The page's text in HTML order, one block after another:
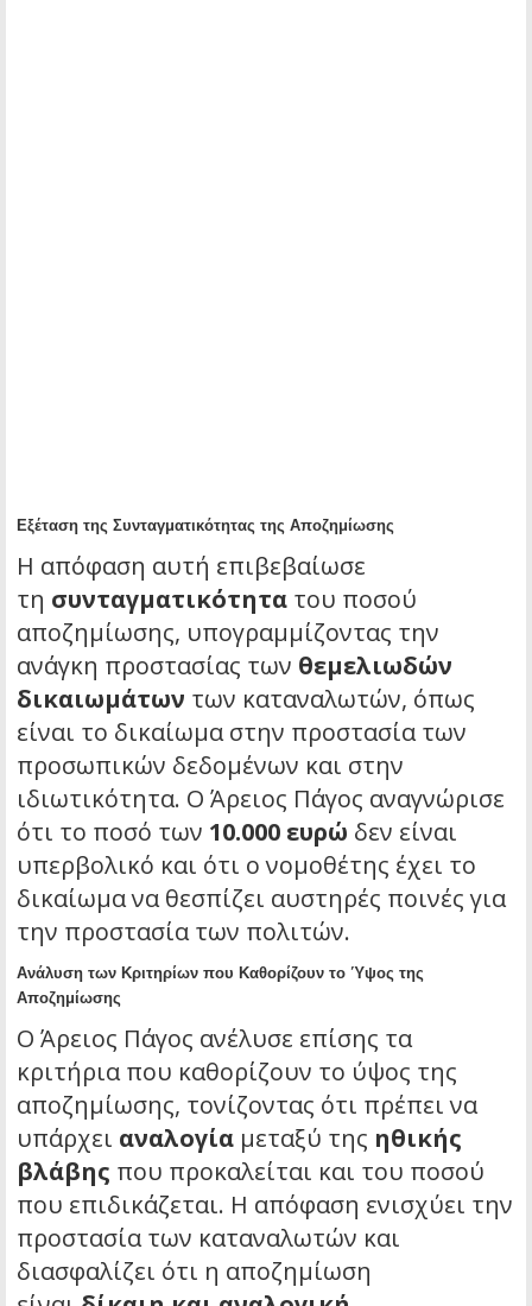
Εξέταση της Συνταγματικότητας της Αποζημίωσης
Η απόφαση αυτή επιβεβαίωσε
τη συνταγματικότητα του ποσού
αποζημίωσης, υπογραμμίζοντας την
ανάγκη προστασίας των θεμελιωδών
δικαιωμάτων των καταναλωτών, όπως
είναι το δικαίωμα στην προστασία των
προσωπικών δεδομένων και στην
ιδιωτικότητα. Ο Άρειος Πάγος αναγνώρισε
ότι το ποσό των 10.000 ευρώ δεν είναι
υπερβολικό και ότι ο νομοθέτης έχει το
δικαίωμα να θεσπίζει αυστηρές ποινές για
την προστασία των πολιτών.
Ανάλυση των Κριτηρίων που Καθορίζουν το Ύψος της
Αποζημίωσης
Ο Άρειος Πάγος ανέλυσε επίσης τα
κριτήρια που καθορίζουν το ύψος της
αποζημίωσης, τονίζοντας ότι πρέπει να
υπάρχει αναλογία μεταξύ της ηθικής
βλάβης που προκαλείται και του ποσού
που επιδικάζεται. Η απόφαση ενισχύει την
προστασία των καταναλωτών και
διασφαλίζει ότι η αποζημίωση